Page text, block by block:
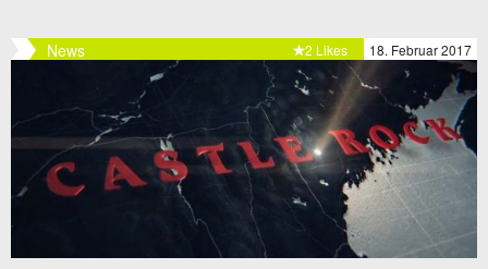
News 18. Februar 2017
2 Likes